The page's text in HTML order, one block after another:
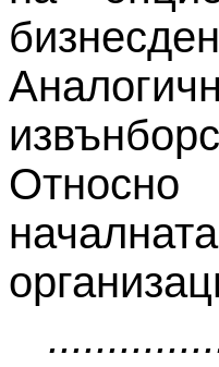
Относно